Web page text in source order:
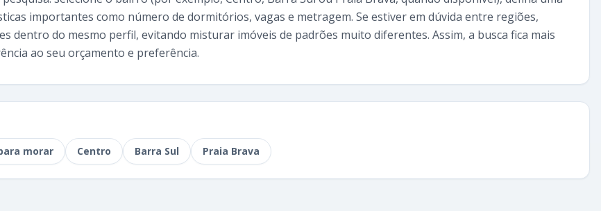
importantes como número de dormitórios, vagas e metragem. Se estiver em dúvida entre regiões,
dentro do mesmo perfil, evitando misturar imóveis de padrões muito diferentes. Assim, a busca fica mais
ao seu orçamento e preferência.
morar Centro Barra Sul Praia Brava